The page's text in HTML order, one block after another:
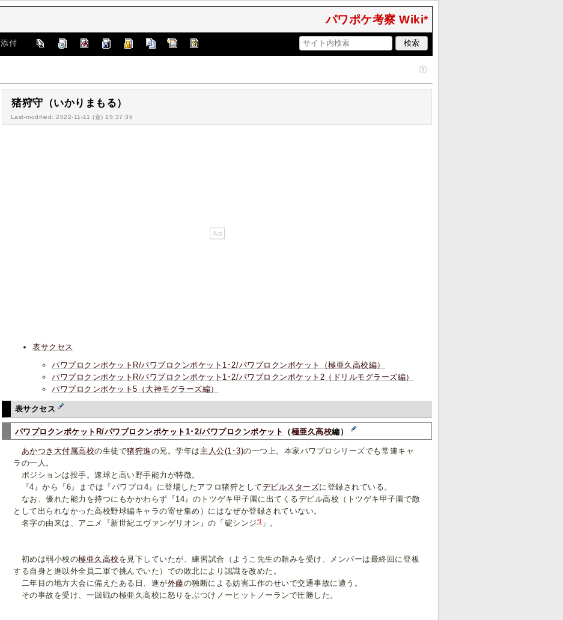
パワポケ考察 Wiki*
添付
猪狩守（いかりまもる）
Last-modified: 2022-11-11 (金) 15:37:36
表サクセス
パワプロクンポケットR/パワプロクンポケット1･2/パワプロクンポケット（極亜久高校編）
パワプロクンポケットR/パワプロクンポケット1･2/パワプロクンポケット2（ドリルモグラーズ編）
パワプロクンポケット5（大神モグラーズ編）
表サクセス
パワプロクンポケットR/パワプロクンポケット1･2/パワプロクンポケット （極亜久高校編）
あかつき大付属高校の生徒で猪狩進の兄。学年は 主人公(1･3)の一つ上。本家パワプロシリーズでも常連キャ
ラの一人。
ポジションは投手。速球と高い野手能力が特徴。
『4』から『6』までは『パワプロ4』に登場したアフロ猪狩としてデビルスターズに登録されている。
なお、優れた能力を持つにもかかわらず『14』のトツゲキ甲子園に出てくるデビル高校（トツゲキ甲子園で敵
として出られなかった高校野球編キャラの寄せ集め）にはなぜか登録されていない。
名字の由来は、アニメ『新世紀エヴァンゲリオン』の「碇シンジ *1」。
初めは弱小校の極亜久高校 を見下していたが、練習試合（ようこ先生の頼みを受け、メンバーは最終回に登板
する自身と進以外全員二軍で挑んでいた）での敗北により認識を改めた。
二年目の地方大会に備えたある日、進が外藤の独断による妨害工作のせいで交通事故に遭う。
その事故を受け、一回戦の極亜久高校に怒りをぶつけノーヒットノーランで圧勝した。